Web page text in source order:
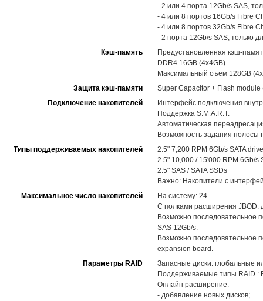
- 2 или 4 порта 12Gb/s SAS,
- 4 или 8 портов 16Gb/s Fibre
- 4 или 8 портов 32Gb/s Fibre
- 2 порта 12Gb/s SAS, только
Кэш-память
Предустановленная кэш-
DDR4 16GB (4x4GB)
Максимальный оъем 128GB
Защита кэш-памяти
Super Capacitor + Flash
Подключение накопителей
Интерфейс подключения
Поддержка S.M.A.R.T.
Автоматическая
Возможность задания полосы
Типы поддерживаемых накопителей
2.5" 7,200 RPM 6Gb/s SATA
2.5" 10,000 / 15'000 RPM 6Gb/s
2.5" SAS / SATA SSDs
Важно: Накопители с
Максимальное число накопителей
На систему: 24
С полками расширения JBOD:
Возможно последовательное
SAS 12Gb/s.
Возможно последовательное
expansion board.
Параметры RAID
Запасные диски: глобальные
Поддерживаемые типы RAID :
Онлайн расширение:
- добавление новых дисков;